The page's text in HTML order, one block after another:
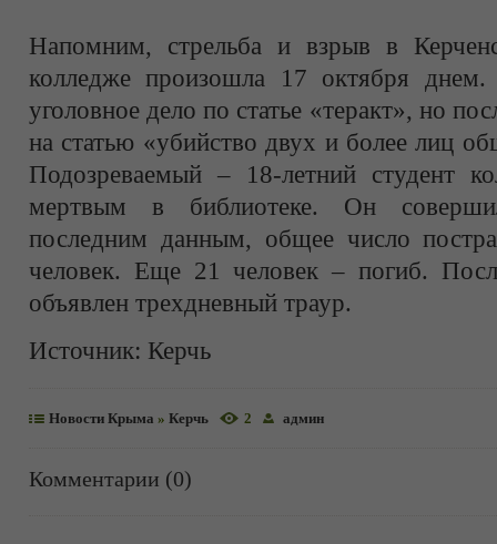
Напомним, стрельба и взрыв в
колледже произошла 17 октября
уголовное дело по статье «теракт», но
на статью «убийство двух и более лиц
Подозреваемый – 18-летний студент
мертвым в библиотеке. Он
последним данным, общее число
человек. Еще 21 человек – погиб.
объявлен трехдневный траур.
Источник: Керчь
Новости Крыма » Керчь 2 админ
Комментарии (0)